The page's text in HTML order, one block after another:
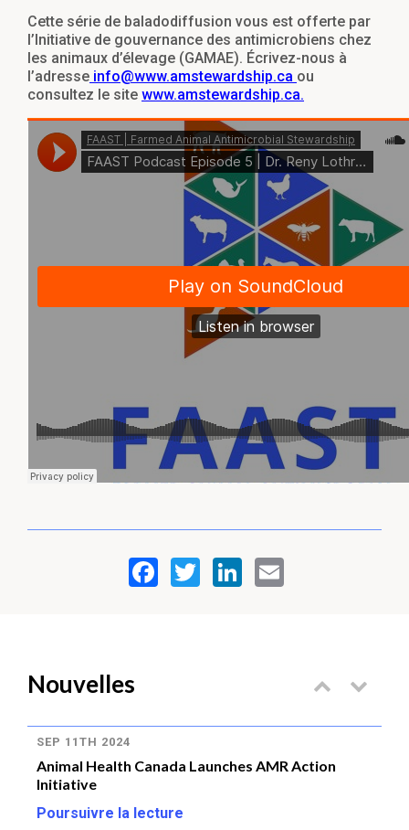
Cette série de baladodiffusion vous est offerte par
l’Initiative de gouvernance des antimicrobiens chez
les animaux d’élevage (GAMAE). Écrivez-nous à
l’adresse info@www.amstewardship.ca ou
consultez le site www.amstewardship.ca.
Nouvelles
SEP 11TH 2024
Animal Health Canada Launches AMR Action
Initiative
Poursuivre la lecture